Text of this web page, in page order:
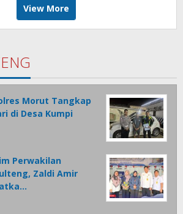
View More
Morut Tangkap
di Desa Kumpi
Perwakilan
Zaldi Amir